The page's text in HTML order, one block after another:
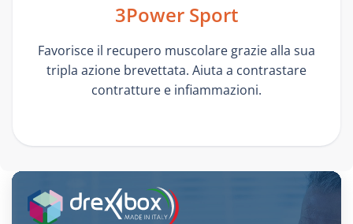
3Power Sport
Favorisce il recupero muscolare grazie alla sua
tripla azione brevettata. Aiuta a contrastare
contratture e infiammazioni.